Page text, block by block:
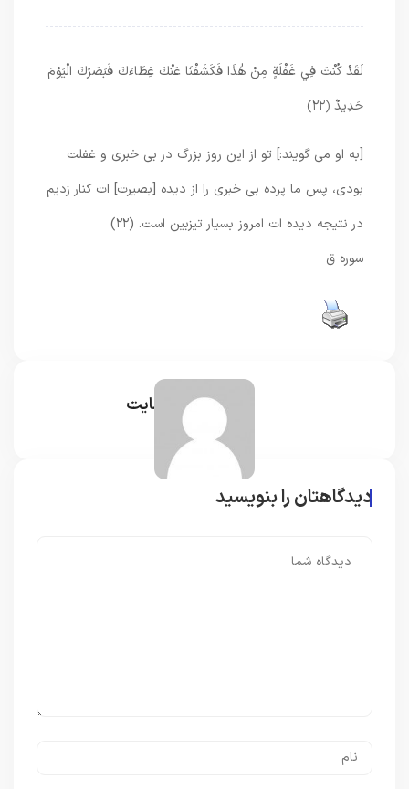
لَقَدْ كُنْتَ فِي غَفْلَةٍ مِنْ هَٰذَا فَكَشَفْنَا عَنْكَ غِطَاءَكَ فَبَصَرُكَ الْيَوْمَ
حَدِيدٌ ﴿٢٢﴾
[به او می گویند:] تو از این روز بزرگ در بی خبری و غفلت
بودی، پس ما پرده بی خبری را از دیده [بصیرت] ات کنار زدیم
در نتیجه دیده ات امروز بسیار تیزبین است. (۲۲)
سوره ق
مدیر سایت
دیدگاهتان را بنویسید